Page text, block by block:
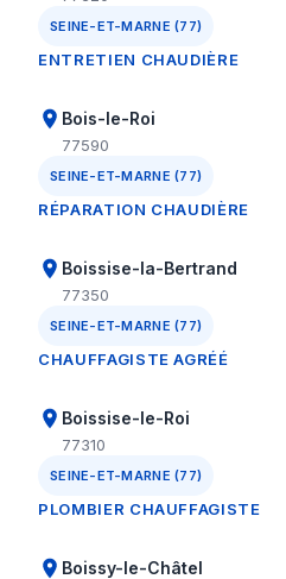
SEINE-ET-MARNE (77)
ENTRETIEN CHAUDIÈRE
Bois-le-Roi
77590
SEINE-ET-MARNE (77)
RÉPARATION CHAUDIÈRE
Boissise-la-Bertrand
77350
SEINE-ET-MARNE (77)
CHAUFFAGISTE AGRÉÉ
Boissise-le-Roi
77310
SEINE-ET-MARNE (77)
PLOMBIER CHAUFFAGISTE
Boissy-le-Châtel